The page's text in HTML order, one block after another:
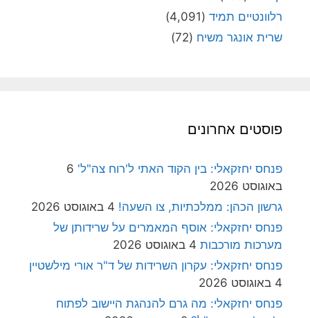
רלוונטיים תמיד (4,091)
שרית אונגר משיח (72)
פוסטים אחרונים
פנחס יחזקאלי: בין הקוד האתי ל'רוח צה"ל' 6
באוגוסט 2026
גרשון הכהן: ממלכתיות, צו השעה! 4 באוגוסט 2026
פנחס יחזקאלי: אוסף המאמרים על שרידותן של
מערכות מורכבות 4 באוגוסט 2026
פנחס יחזקאלי: עקרון השרידות של ד"ר אורי מילשטיין
4 באוגוסט 2026
פנחס יחזקאלי: מה גרם להנהגת היישוב לפתוח